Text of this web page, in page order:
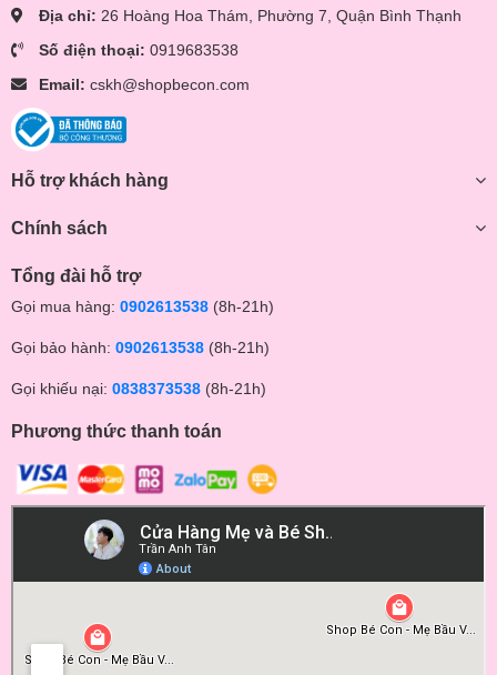
Máy tiệt trùng, sấy khô thia UVC và bảo quản bình sửa Moaz
BéBé MB-025
Máy tiệt trùng, sấy khô thia UVC và bảo quản bình sửa Moaz
Địa chỉ: 26 Hoàng Hoa Thám, Phường 7, Quận Bình Thạnh
Số điện thoại: 0919683538
Email: cskh@shopbecon.com
Hỗ trợ khách hàng
Chính sách
Tổng đài hỗ trợ
Gọi mua hàng: 0902613538 (8h-21h)
Gọi bảo hành: 0902613538 (8h-21h)
Gọi khiếu nại: 0838373538 (8h-21h)
Phương thức thanh toán